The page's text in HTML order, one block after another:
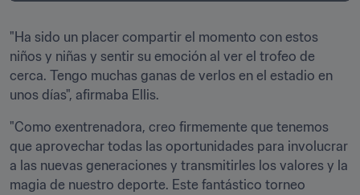
"Ha sido un placer compartir el momento con estos
niños y niñas y sentir su emoción al ver el trofeo de
cerca. Tengo muchas ganas de verlos en el estadio en
unos días", afirmaba Ellis.
"Como exentrenadora, creo firmemente que tenemos
que aprovechar todas las oportunidades para involucrar
a las nuevas generaciones y transmitirles los valores y la
magia de nuestro deporte. Este fantástico torneo